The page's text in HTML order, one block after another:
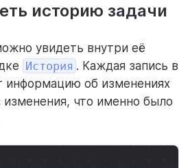
историю задачи
увидеть внутри её
История . Каждая запись в
информацию об изменениях
изменения, что именно было